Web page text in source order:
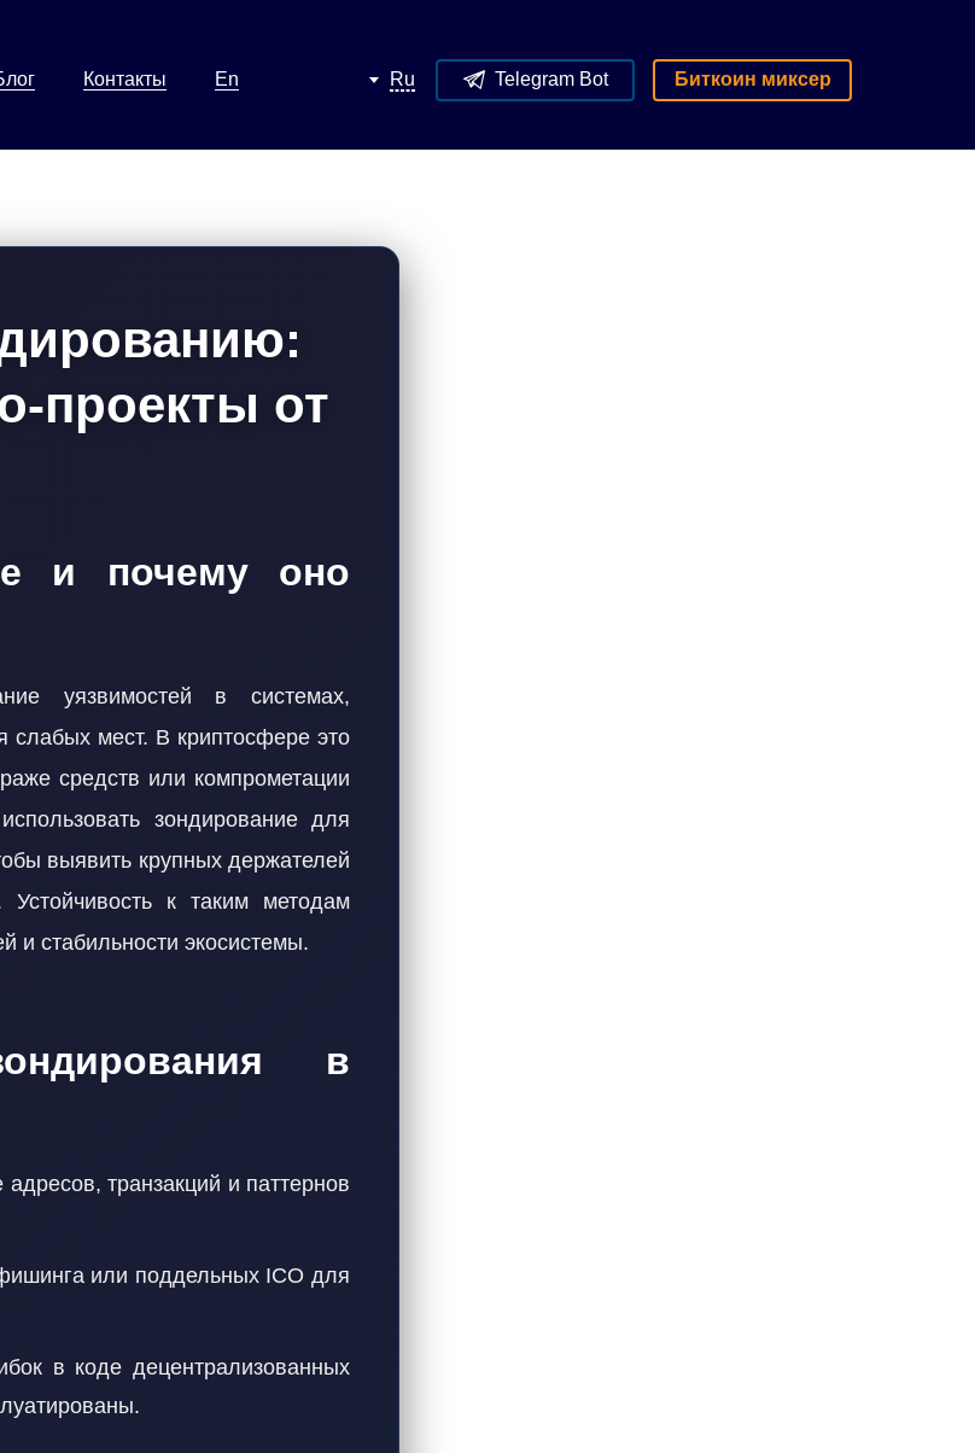
Контакты En Ru Telegram Bot Биткоин миксер
проекты от
и почему оно
уязвимостей в системах,
мест. В криптосфере это
средств или компрометации
зондирование для
выявить крупных держателей
к таким методам
и стабильности экосистемы.
в
транзакций и паттернов
или поддельных ICO для
в коде децентрализованных